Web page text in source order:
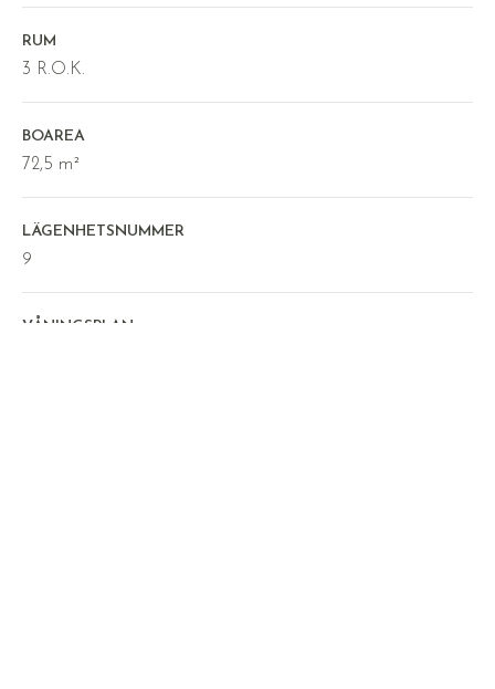
RUM
3 R.O.K.
BOAREA
72,5 m²
LÄGENHETSNUMMER
9
VÅNINGSPLAN